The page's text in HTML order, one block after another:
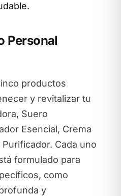
Personal
productos
y revitalizar tu
Suero
Esencial, Crema
Cada uno
formulado para
como
y